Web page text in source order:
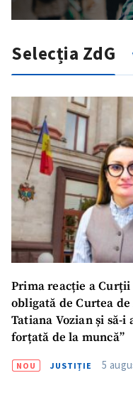
Selecția ZdG
Prima reacție a
obligată de Curtea
Tatiana Vozian și să-
forțată de la muncă”
NOU JUSTIȚIE 5